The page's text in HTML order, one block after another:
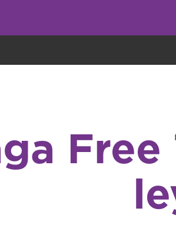
las cookies! Todo el mundo come galletas,